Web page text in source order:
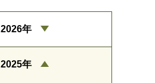
2026年
2025年